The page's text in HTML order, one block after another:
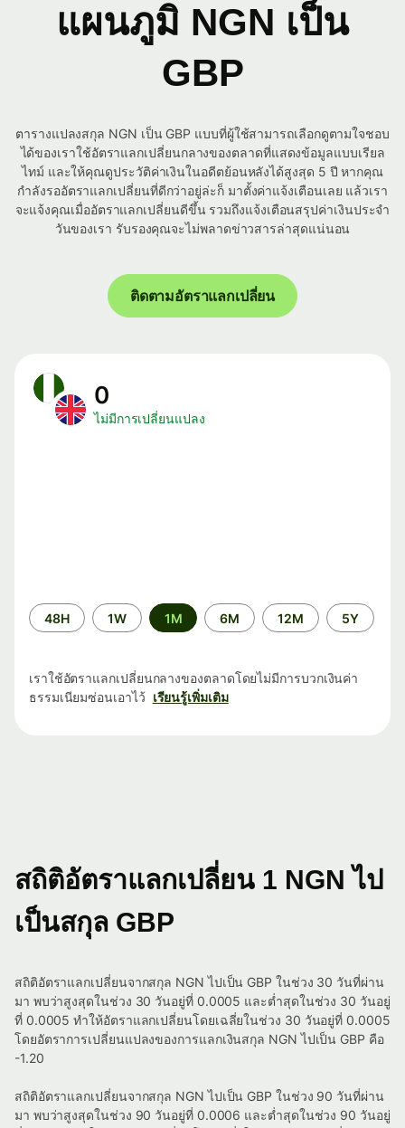
แผนภูมิ NGN เป็น
GBP
ตารางแปลงสกุล NGN เป็น GBP แบบที่ผู้ใช้สามารถเลือกดูตามใจชอบ
ได้ของเราใช้อัตราแลกเปลี่ยนกลางของตลาดที่แสดงข้อมูลแบบเรียล
ไทม์ และให้คุณดูประวัติค่าเงินในอดีตย้อนหลังได้สูงสุด 5 ปี หากคุณ
กำลังรออัตราแลกเปลี่ยนที่ดีกว่าอยู่ล่ะก็ มาตั้งค่าแจ้งเตือนเลย แล้วเรา
จะแจ้งคุณเมื่ออัตราแลกเปลี่ยนดีขึ้น รวมถึงแจ้งเตือนสรุปค่าเงินประจำ
วันของเรา รับรองคุณจะไม่พลาดข่าวสารล่าสุดแน่นอน
ติดตามอัตราแลกเปลี่ยน
0
ไม่มีการเปลี่ยนแปลง
ระยะ
เวลา
48H 1W 1M 6M 12M 5Y
เราใช้อัตราแลกเปลี่ยนกลางของตลาดโดยไม่มีการบวกเงินค่า
ธรรมเนียมซ่อนเอาไว้ เรียนรู้เพิ่มเติม
สถิติอัตราแลกเปลี่ยน 1 NGN ไป
เป็นสกุล GBP
สถิติอัตราแลกเปลี่ยนจากสกุล NGN ไปเป็น GBP ในช่วง 30 วันที่ผ่าน
มา พบว่าสูงสุดในช่วง 30 วันอยู่ที่ 0.0005 และต่ำสุดในช่วง 30 วันอยู่
ที่ 0.0005 ทำให้อัตราแลกเปลี่ยนโดยเฉลี่ยในช่วง 30 วันอยู่ที่ 0.0005
โดยอัตราการเปลี่ยนแปลงของการแลกเงินสกุล NGN ไปเป็น GBP คือ
-1.20
สถิติอัตราแลกเปลี่ยนจากสกุล NGN ไปเป็น GBP ในช่วง 90 วันที่ผ่าน
มา พบว่าสูงสุดในช่วง 90 วันอยู่ที่ 0.0006 และต่ำสุดในช่วง 90 วันอยู่